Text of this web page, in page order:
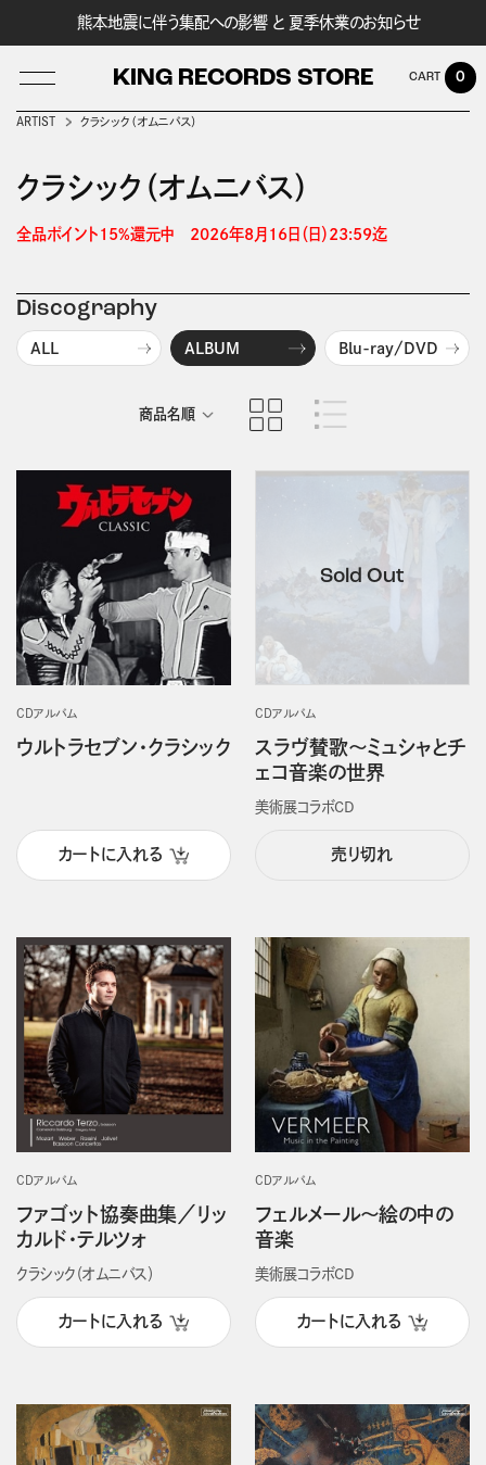
熊本地震に伴う集配への影響 と 夏季休業のお知らせ
KING RECORDS STORE 0
ARTIST クラシック（オムニバス）
クラシック（オムニバス）
全品ポイント15%還元中　2026年8月16日（日）23:59迄
Discography
ALL ALBUM Blu-ray/DVD
商品名順
CDアルバム
ウルトラセブン・クラシック
カートに入れる
CDアルバム
スラヴ賛歌～ミュシャとチ
ェコ音楽の世界
美術展コラボCD
売り切れ
CDアルバム
ファゴット協奏曲集／リッ
カルド・テルツォ
クラシック（オムニバス）
カートに入れる
CDアルバム
フェルメール～絵の中の
音楽
美術展コラボCD
カートに入れる